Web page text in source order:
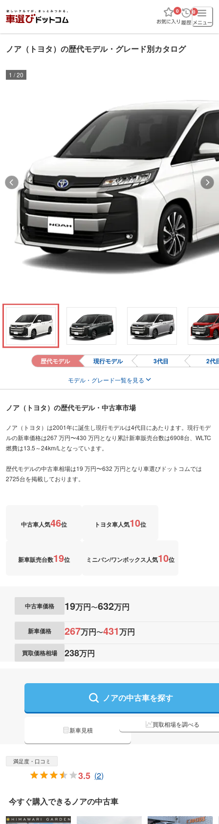
0 0
ノア（トヨタ）の歴代モデル・グレード別カタログ
1 /20
歴代モデル 現行モデル 3代目 2代
モデル・グレード一覧を見る
ノア（トヨタ）の歴代モデル・中古車市場
ノア（トヨタ）は2001年に誕生し現行モデルは4代目にあたります。現行モデ
ルの新車価格は267 万円〜430 万円となり累計新車販売台数は6908台、WLTC
燃費は13.5～24km/Lとなっています。
歴代モデルの中古車相場は19 万円〜632 万円となり車選びドットコムでは
2725台を掲載しております。
中古車人気46位 トヨタ車人気10位
新車販売台数19位 ミニバン/ワンボックス人気10位
中古車価格 19万円〜632万円
新車価格 267万円〜431万円
買取価格相場 238万円
ノアの中古車を探す
新車見積
買取相場を調べる
満足度・口コミ
3.5 (2)
今すぐ購入できる ノアの中古車